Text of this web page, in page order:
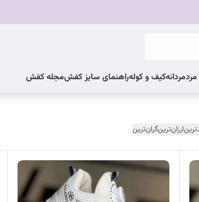
مردانهکیف و کولهراهنمای سایز کفشمجله کفش
ارزان‌ترینگران‌ترین